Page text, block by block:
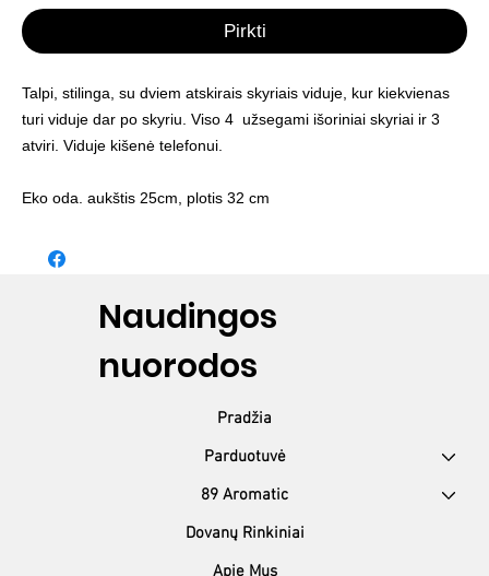
Pirkti
Talpi, stilinga, su dviem atskirais skyriais viduje, kur kiekvienas
turi viduje dar po skyriu. Viso 4 užsegami išoriniai skyriai ir 3
atviri. Viduje kišenė telefonui.
Eko oda. aukštis 25cm, plotis 32 cm
Naudingos
nuorodos
Pradžia
Parduotuvė‏‏
89 Aromatic
Dovanų Rinkiniai
Apie Mus